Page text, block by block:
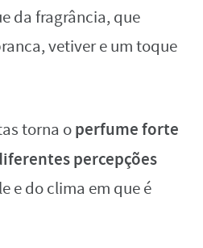
da fragrância, que
vetiver e um toque
torna operfume forte
percepções
e do clima em que é